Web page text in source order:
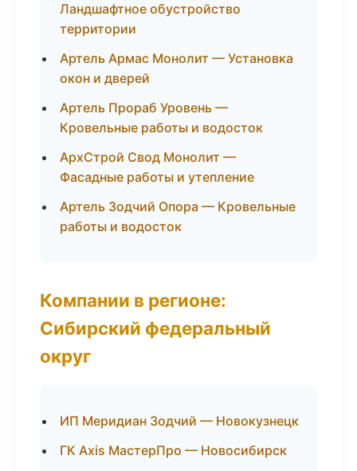
Ландшафтное обустройство
территории
Артель Армас Монолит — Установка
окон и дверей
Артель Прораб Уровень —
Кровельные работы и водосток
АрхСтрой Свод Монолит —
Фасадные работы и утепление
Артель Зодчий Опора — Кровельные
работы и водосток
Компании в регионе:
Сибирский федеральный
округ
ИП Меридиан Зодчий — Новокузнецк
ГК Axis МастерПро — Новосибирск